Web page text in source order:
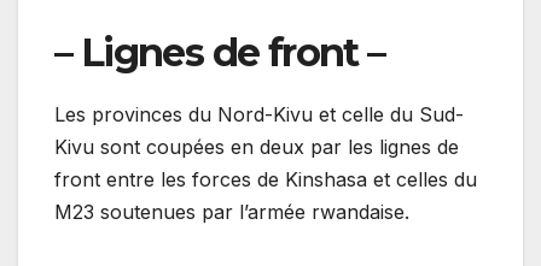
– Lignes de front –
Les provinces du Nord-Kivu et celle du Sud-
Kivu sont coupées en deux par les lignes de
front entre les forces de Kinshasa et celles du
M23 soutenues par l’armée rwandaise.